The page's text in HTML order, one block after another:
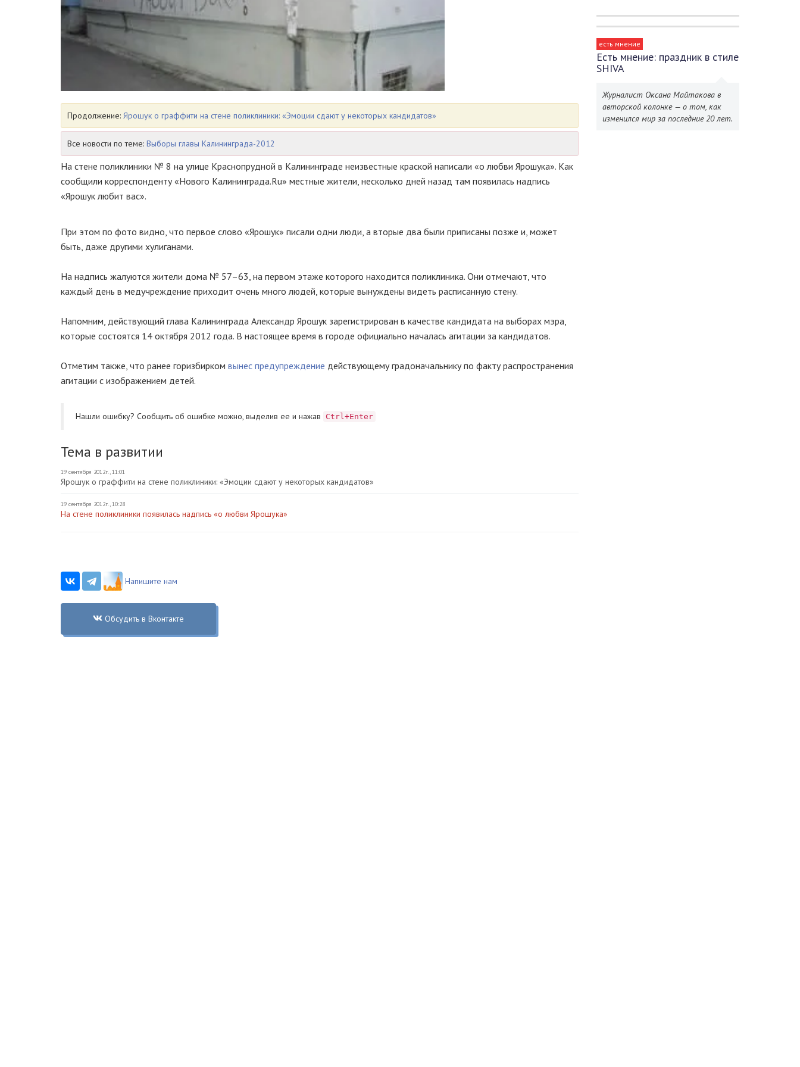
Продолжение: Ярошук о граффити на стене поликлиники: «Эмоции сдают у некоторых кандидатов»
Все новости по теме: Выборы главы Калининграда-2012
На стене поликлиники № 8 на улице Краснопрудной в Калининграде неизвестные краской написали «о любви Ярошука». Как
сообщили корреспонденту «Нового Калининграда.Ru» местные жители, несколько дней назад там появилась надпись
«Ярошук любит вас».
При этом по фото видно, что первое слово «Ярошук» писали одни люди, а вторые два были приписаны позже и, может
быть, даже другими хулиганами.
На надпись жалуются жители дома № 57–63, на первом этаже которого находится поликлиника. Они отмечают, что
каждый день в медучреждение приходит очень много людей, которые вынуждены видеть расписанную стену.
Напомним, действующий глава Калининграда Александр Ярошук зарегистрирован в качестве кандидата на выборах мэра,
которые состоятся 14 октября 2012 года. В настоящее время в городе официально началась агитации за кандидатов.
Отметим также, что ранее горизбирком вынес предупреждение действующему градоначальнику по факту распространения
агитации с изображением детей.
Нашли ошибку? Cообщить об ошибке можно, выделив ее и нажав Ctrl+Enter
Тема в развитии
19 сентября 2012г., 11:01
Ярошук о граффити на стене поликлиники: «Эмоции сдают у некоторых кандидатов»
19 сентября 2012г., 10:28
На стене поликлиники появилась надпись «о любви Ярошука»
Напишите нам
Обсудить в Вконтакте
есть мнение
Есть мнение: праздник в стиле
SHIVA
Журналист Оксана Майтакова в
авторской колонке — о том, как
изменился мир за последние 20 лет.